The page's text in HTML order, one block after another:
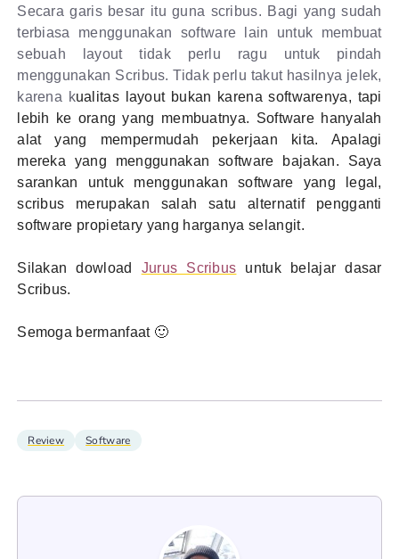
Secara garis besar itu guna scribus. Bagi yang sudah
terbiasa menggunakan software lain untuk membuat
sebuah layout tidak perlu ragu untuk pindah
menggunakan Scribus. Tidak perlu takut hasilnya jelek,
karena kualitas layout bukan karena softwarenya, tapi
lebih ke orang yang membuatnya. Software hanyalah
alat yang mempermudah pekerjaan kita. Apalagi
mereka yang menggunakan software bajakan. Saya
sarankan untuk menggunakan software yang legal,
scribus merupakan salah satu alternatif pengganti
software propietary yang harganya selangit.
Silakan dowload Jurus Scribus untuk belajar dasar
Scribus.
Semoga bermanfaat 🙂
Review Software